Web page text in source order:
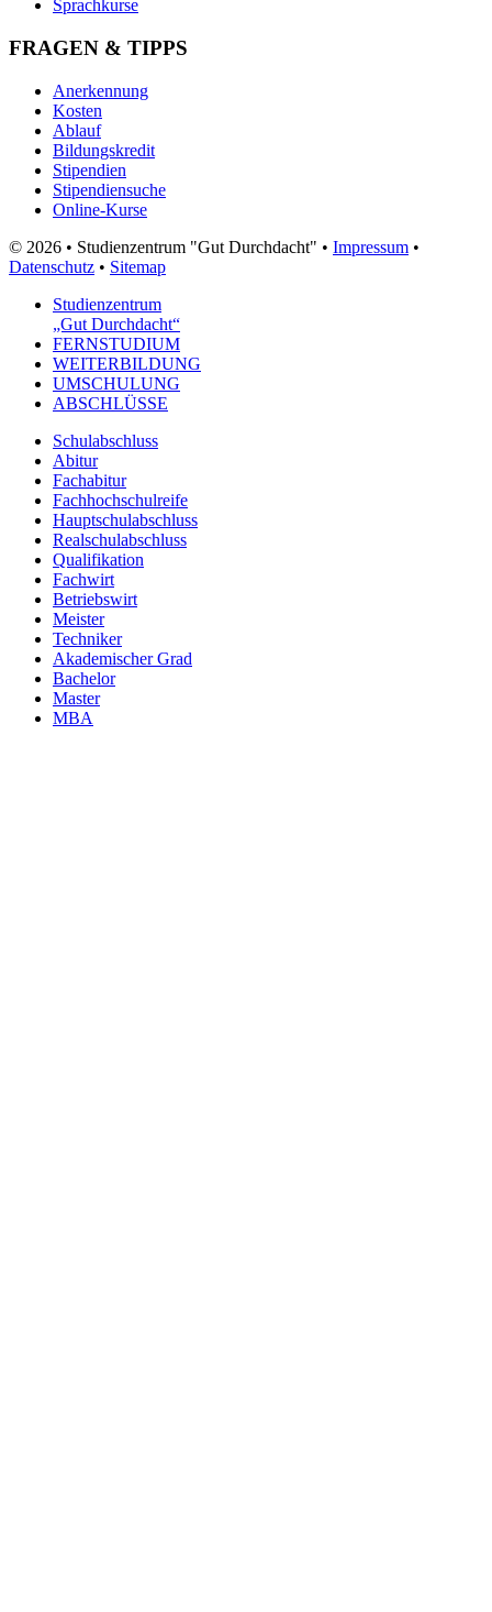
Sprachkurse
FRAGEN & TIPPS
Anerkennung
Kosten
Ablauf
Bildungskredit
Stipendien
Stipendiensuche
Online-Kurse
© 2026 • Studienzentrum "Gut Durchdacht" • Impressum •
Datenschutz • Sitemap
Studienzentrum
„Gut Durchdacht“
FERNSTUDIUM
WEITERBILDUNG
UMSCHULUNG
ABSCHLÜSSE
Schulabschluss
Abitur
Fachabitur
Fachhochschulreife
Hauptschulabschluss
Realschulabschluss
Qualifikation
Fachwirt
Betriebswirt
Meister
Techniker
Akademischer Grad
Bachelor
Master
MBA